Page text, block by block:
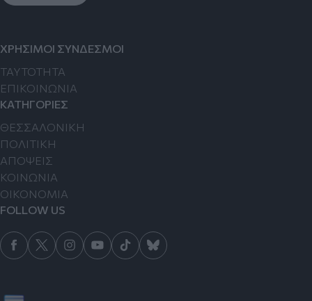
ΧΡΗΣΙΜΟΙ ΣΥΝΔΕΣΜΟΙ
TAYTOTHTA
ΕΠΙΚΟΙΝΩΝΙΑ
ΚΑΤΗΓΟΡΙΕΣ
ΘΕΣΣΑΛΟΝΙΚΗ
ΠΟΛΙΤΙΚΗ
ΑΠΟΨΕΙΣ
ΚΟΙΝΩΝΙΑ
ΟΙΚΟΝΟΜΙΑ
FOLLOW US